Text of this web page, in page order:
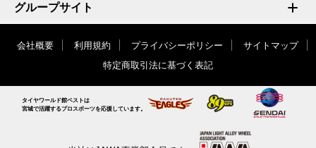
グループサイト
会社概要 利用規約 プライバシーポリシー
サイトマップ
特定商取引法に基づく表記
タイヤワールド館ベストは
宮城で活躍するプロスポーツを応援しています。